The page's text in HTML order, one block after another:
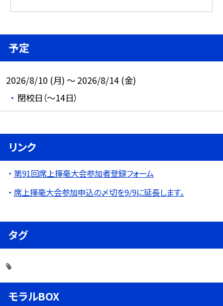
予定
2026/8/10 (月) ～ 2026/8/14 (金)
閉校日（～14日）
リンク
第91回席上揮毫大会参加者登録フォーム
席上揮毫大会参加申込の〆切を9/9に延長します。
タグ
モラルBOX